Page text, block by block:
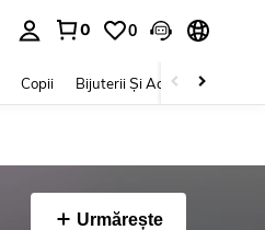
0 0
Copii Bijuterii Și Accesorii
Urmărește